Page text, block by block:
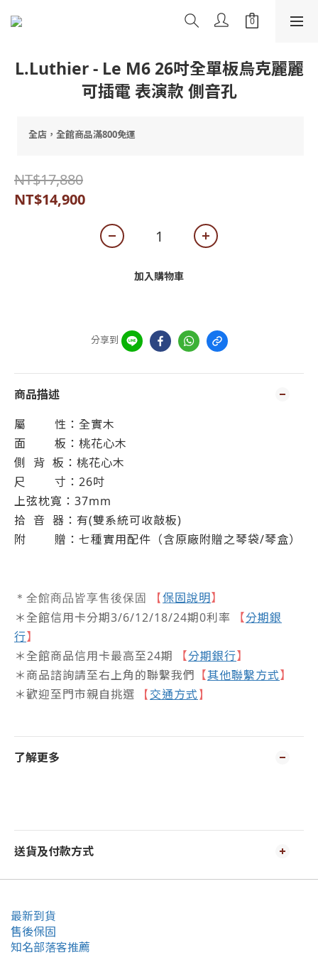
L.Luthier - Le M6 26吋全單板烏克麗麗
可插電 表演款 側音孔
全店，全館商品滿800免運
NT$17,880
NT$14,900
加入購物車
分享到
商品描述
屬
性：全實木
面
板：桃花心木
側
背 板： 桃花心木
尺
寸：26吋
上弦枕寬：37mm
拾 音 器：有(雙系統可收敲板)
附
贈： 七種實用配件（含原廠附贈之琴袋/琴盒）
＊全館商品皆享售後保固 【 保固說明】
＊全館信用卡分期3/6/12/18/24期0利率
【分期銀
行】
＊全館商品信用卡最高至24期
【分期銀行】
＊商品諮詢請至右上角的聯繫我們 【其他聯繫方式】
＊歡迎至門市親自挑選
【 交通方式 】
了解更多
送貨及付款方式
最新到貨
售後保固
知名部落客推薦